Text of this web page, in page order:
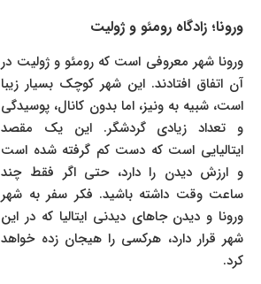
ورونا؛ زادگاه رومئو و ژولیت
ورونا شهر معروفی است که رومئو و ژولیت در
آن اتفاق افتادند. این شهر کوچک بسیار زیبا
است، شبیه به ونیز، اما بدون کانال، پوسیدگی
و تعداد زیادی گردشگر. این یک مقصد
ایتالیایی است که دست کم گرفته شده است
و ارزش دیدن را دارد، حتی اگر فقط چند
ساعت وقت داشته باشید. فکر سفر به شهر
ورونا و دیدن جاهای دیدنی ایتالیا که در این
شهر قرار دارد، هرکسی را هیجان زده خواهد
کرد.